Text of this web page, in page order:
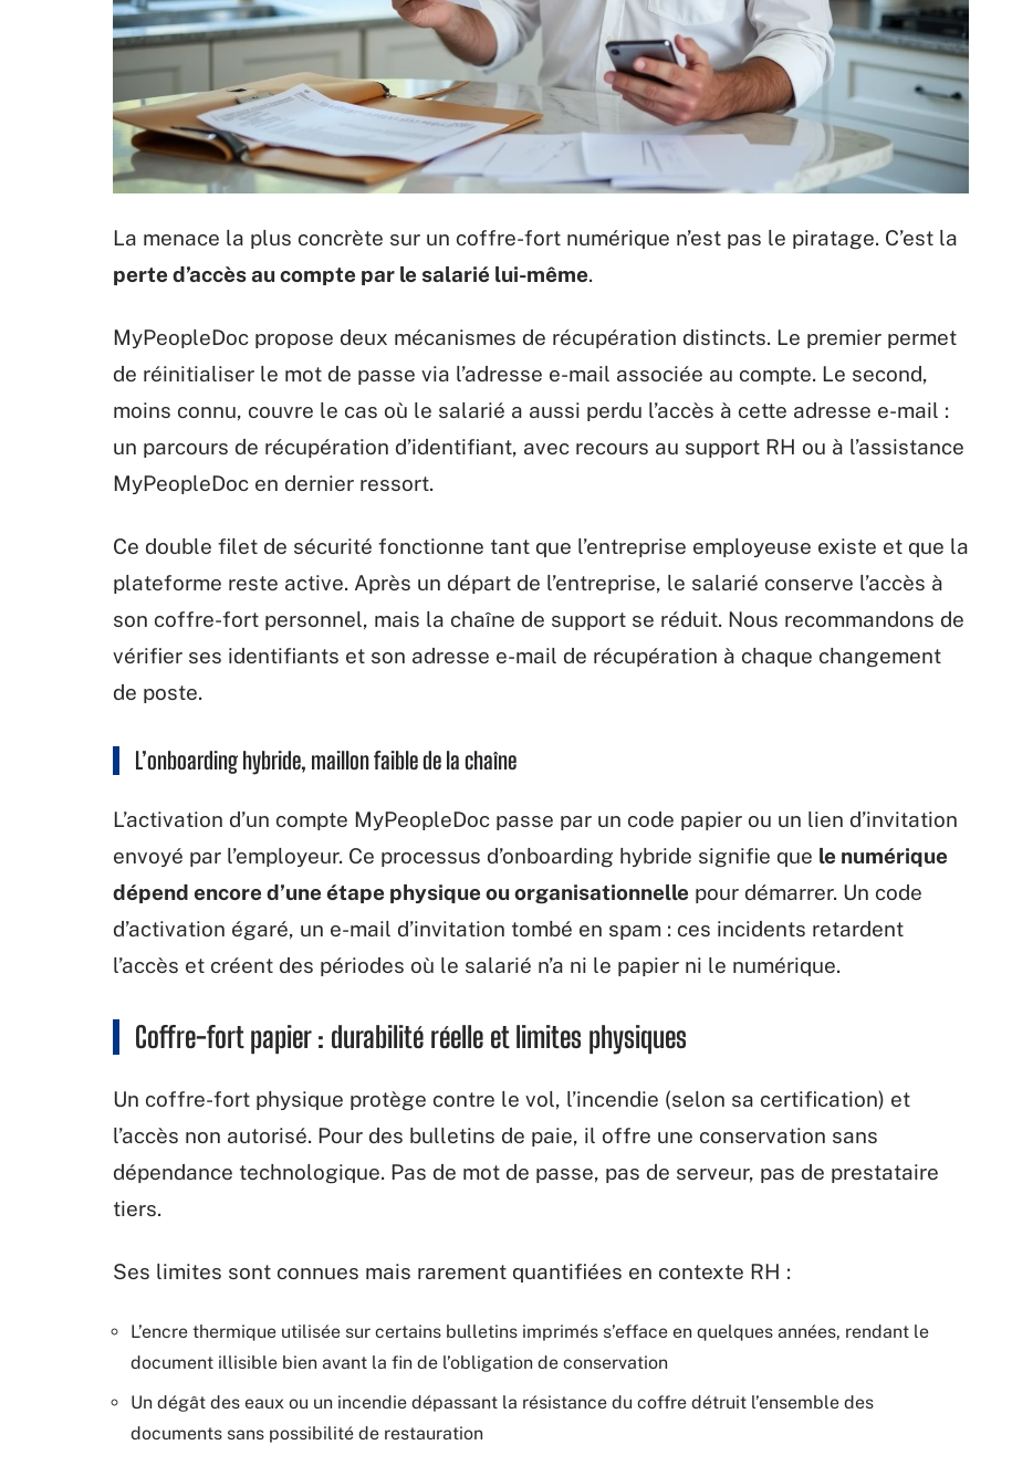
La menace la plus concrète sur un coffre-fort numérique n’est pas le piratage. C’est la
perte d’accès au compte par le salarié lui-même.
MyPeopleDoc propose deux mécanismes de récupération distincts. Le premier permet
de réinitialiser le mot de passe via l’adresse e-mail associée au compte. Le second,
moins connu, couvre le cas où le salarié a aussi perdu l’accès à cette adresse e-mail :
un parcours de récupération d’identifiant, avec recours au support RH ou à l’assistance
MyPeopleDoc en dernier ressort.
Ce double filet de sécurité fonctionne tant que l’entreprise employeuse existe et que la
plateforme reste active. Après un départ de l’entreprise, le salarié conserve l’accès à
son coffre-fort personnel, mais la chaîne de support se réduit. Nous recommandons de
vérifier ses identifiants et son adresse e-mail de récupération à chaque changement
de poste.
L’onboarding hybride, maillon faible de la chaîne
L’activation d’un compte MyPeopleDoc passe par un code papier ou un lien d’invitation
envoyé par l’employeur. Ce processus d’onboarding hybride signifie que le numérique
dépend encore d’une étape physique ou organisationnelle pour démarrer. Un code
d’activation égaré, un e-mail d’invitation tombé en spam : ces incidents retardent
l’accès et créent des périodes où le salarié n’a ni le papier ni le numérique.
Coffre-fort papier : durabilité réelle et limites physiques
Un coffre-fort physique protège contre le vol, l’incendie (selon sa certification) et
l’accès non autorisé. Pour des bulletins de paie, il offre une conservation sans
dépendance technologique. Pas de mot de passe, pas de serveur, pas de prestataire
tiers.
Ses limites sont connues mais rarement quantifiées en contexte RH :
L’encre thermique utilisée sur certains bulletins imprimés s’efface en quelques années, rendant le
document illisible bien avant la fin de l’obligation de conservation
Un dégât des eaux ou un incendie dépassant la résistance du coffre détruit l’ensemble des
documents sans possibilité de restauration